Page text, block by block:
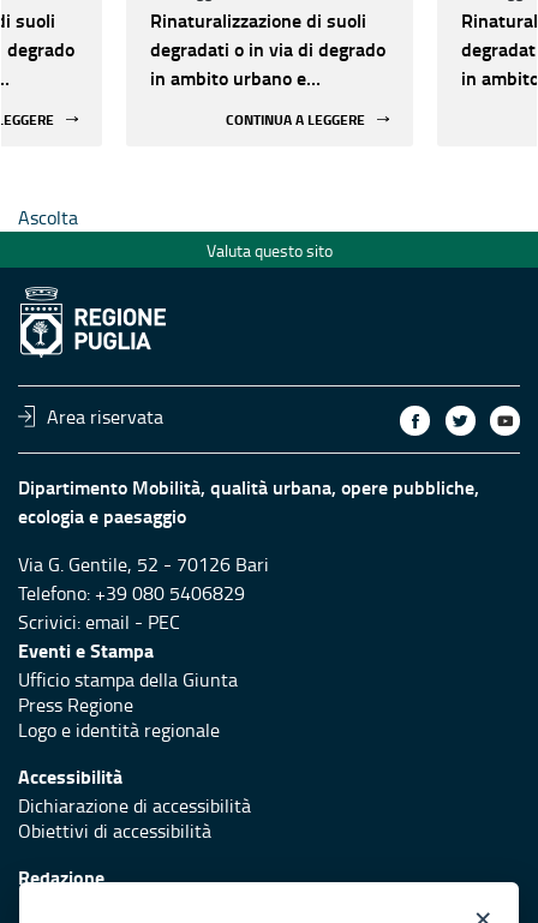
suoli
Rinaturalizzazione di suoli
degradati o in via di degrado
in ambito urbano e
CONTINUA A LEGGERE
in ambito urbano e
Ascolta
Valuta questo sito
Area riservata
Dipartimento Mobilità, qualità urbana, opere pubbliche,
ecologia e paesaggio
Via G. Gentile, 52 - 70126 Bari
Telefono: +39 080 5406829
Scrivici:email - PEC
Eventi e Stampa
Ufficio stampa della Giunta
Press Regione
Logo e identità regionale
Accessibilità
Dichiarazione di accessibilità
Obiettivi di accessibilità
Redazione